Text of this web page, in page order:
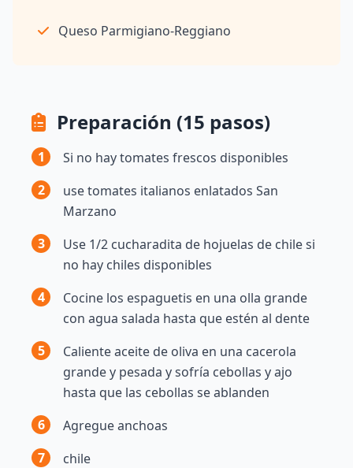
Queso Parmigiano-Reggiano
Preparación (15 pasos)
1
Si no hay tomates frescos disponibles
2
use tomates italianos enlatados San
Marzano
3
Use 1/2 cucharadita de hojuelas de chile si
no hay chiles disponibles
4
Cocine los espaguetis en una olla grande
con agua salada hasta que estén al dente
5
Caliente aceite de oliva en una cacerola
grande y pesada y sofría cebollas y ajo
hasta que las cebollas se ablanden
6
Agregue anchoas
7
chile